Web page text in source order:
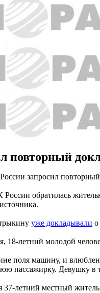
повторный
запросил
обратилась
уже докладывали о
18-летний молодой
поля машину, и
пассажирку. Девушку в
37-летний местный